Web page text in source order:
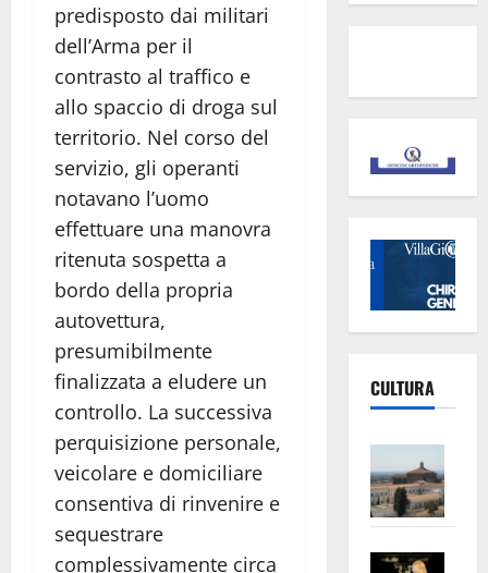
predisposto dai militari
dell’Arma per il
contrasto al traffico e
allo spaccio di droga sul
territorio. Nel corso del
servizio, gli operanti
notavano l’uomo
effettuare una manovra
ritenuta sospetta a
bordo della propria
autovettura,
presumibilmente
finalizzata a eludere un
controllo. La successiva
perquisizione personale,
veicolare e domiciliare
consentiva di rinvenire e
sequestrare
complessivamente circa
CULTURA